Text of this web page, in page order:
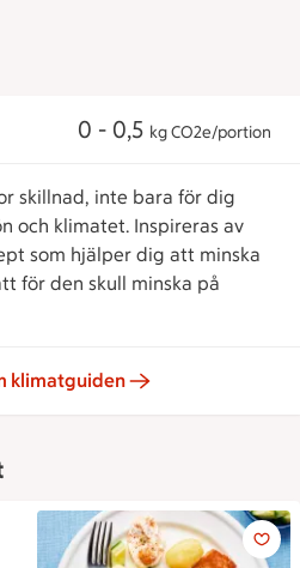
0 - 0,5 kg CO2e/portion
skillnad, inte bara för dig
och klimatet. Inspireras av
som hjälper dig att minska
för den skull minska på
klimatguiden
Stekt lax med romsås och